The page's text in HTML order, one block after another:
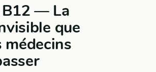
— La
que
médecins